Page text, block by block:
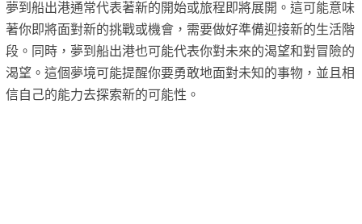
夢到船出港通常代表著新的開始或旅程即將展開。這可能意味
著你即將面對新的挑戰或機會，需要做好準備迎接新的生活階
段。同時，夢到船出港也可能代表你對未來的渴望和對冒險的
渴望。這個夢境可能提醒你要勇敢地面對未知的事物，並且相
信自己的能力去探索新的可能性。